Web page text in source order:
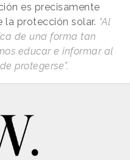
es precisamente
la protección solar. “Al
de una forma tan
educar e informar al
protegerse”.